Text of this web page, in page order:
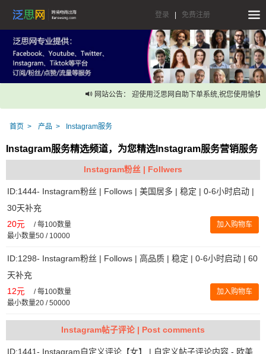
登录 免费注册
网站公告： 迎使用泛思网自助下单系统,祝您使用愉快！
首页 产品 Instagram服务
Instagram服务精选频道，为您精选Instagram服务营销服务
Instagram粉丝 | Follwers
ID:1444- Instagram粉丝 | Follows | 美国居多 | 稳定 | 0-6小时启动 |
30天补充
20元 /每100数量
最小数量50 / 10000
加入购物车
ID:1298- Instagram粉丝 | Follows | 高品质 | 稳定 | 0-6小时启动 | 60
天补充
12元 /每100数量
最小数量20 / 50000
加入购物车
Instagram帖子评论 | Post comments
ID:1441- Instagram自定义评论【女】 | 自定义帖子评论内容 - 欧美